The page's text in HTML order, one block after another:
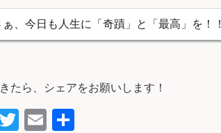
ぁ、今日も人生に「奇蹟」と「最高」を！！
たら、シェアをお願いします！
M
T
E